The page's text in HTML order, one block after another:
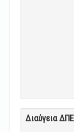
Διαύγεια